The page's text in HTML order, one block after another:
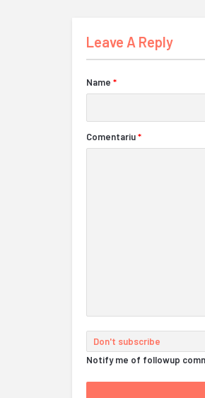
Leave A Reply
Name *
Comentariu*
Notify me of followup